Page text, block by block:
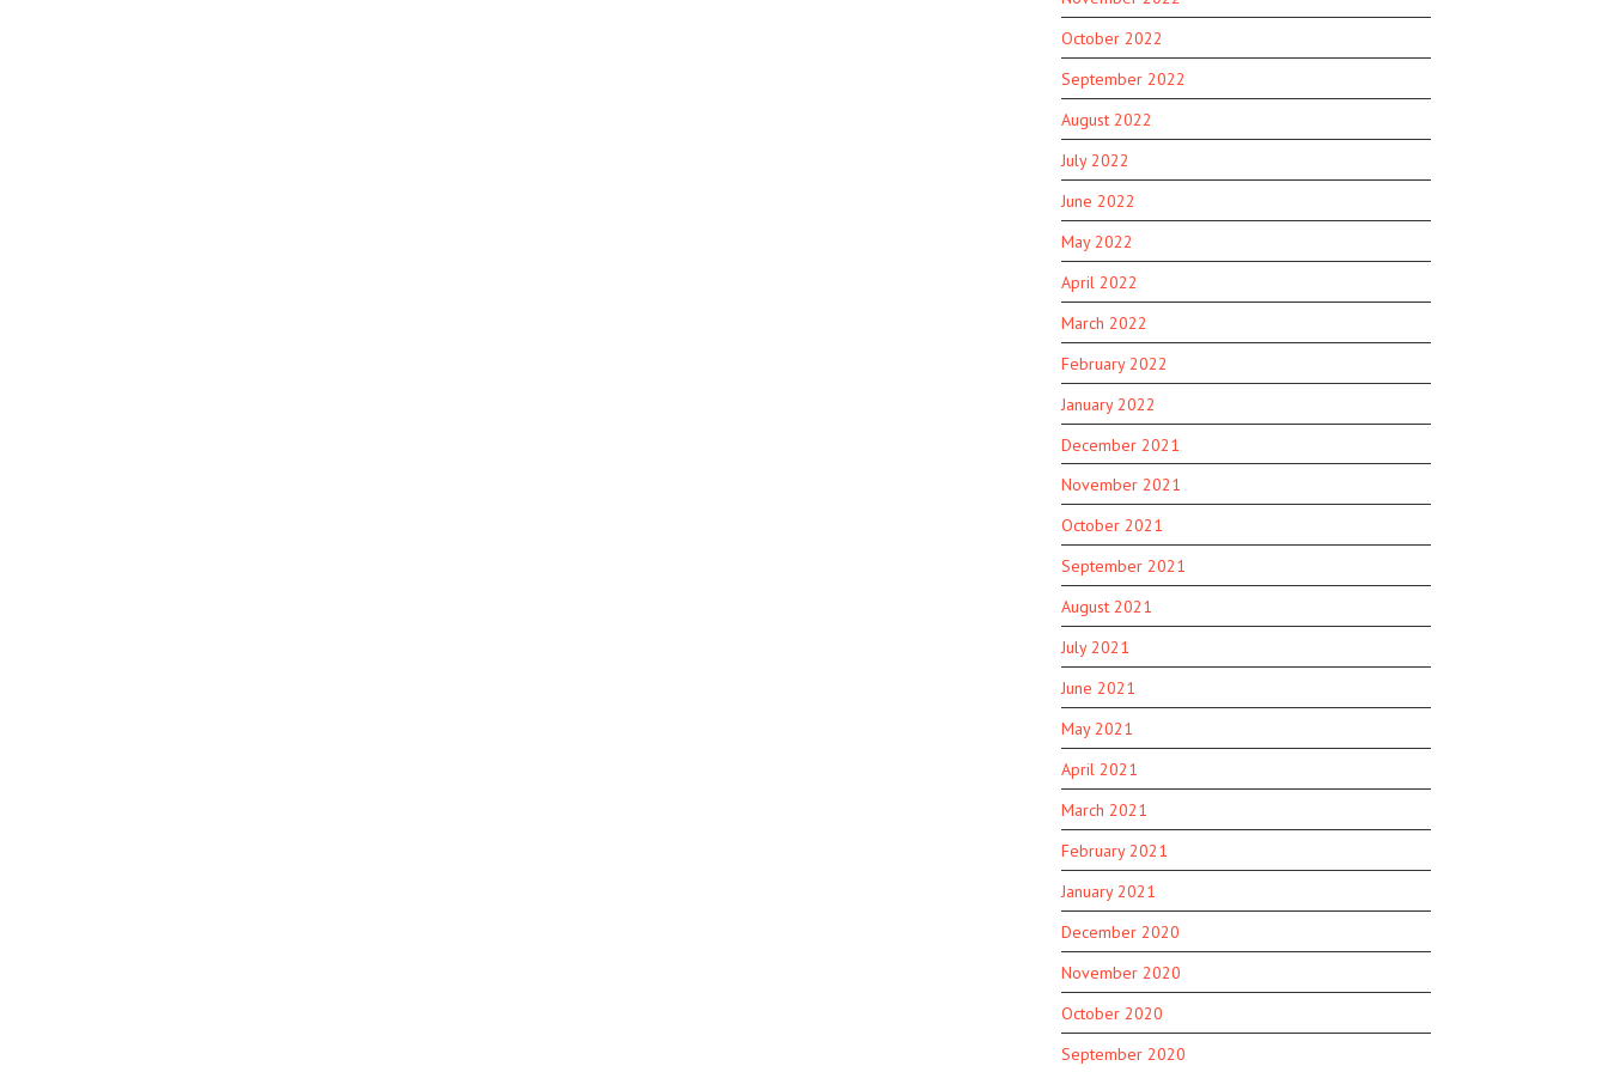
October 2022
September 2022
August 2022
July 2022
June 2022
May 2022
April 2022
March 2022
February 2022
January 2022
December 2021
November 2021
October 2021
September 2021
August 2021
July 2021
June 2021
May 2021
April 2021
March 2021
February 2021
January 2021
December 2020
November 2020
October 2020
September 2020